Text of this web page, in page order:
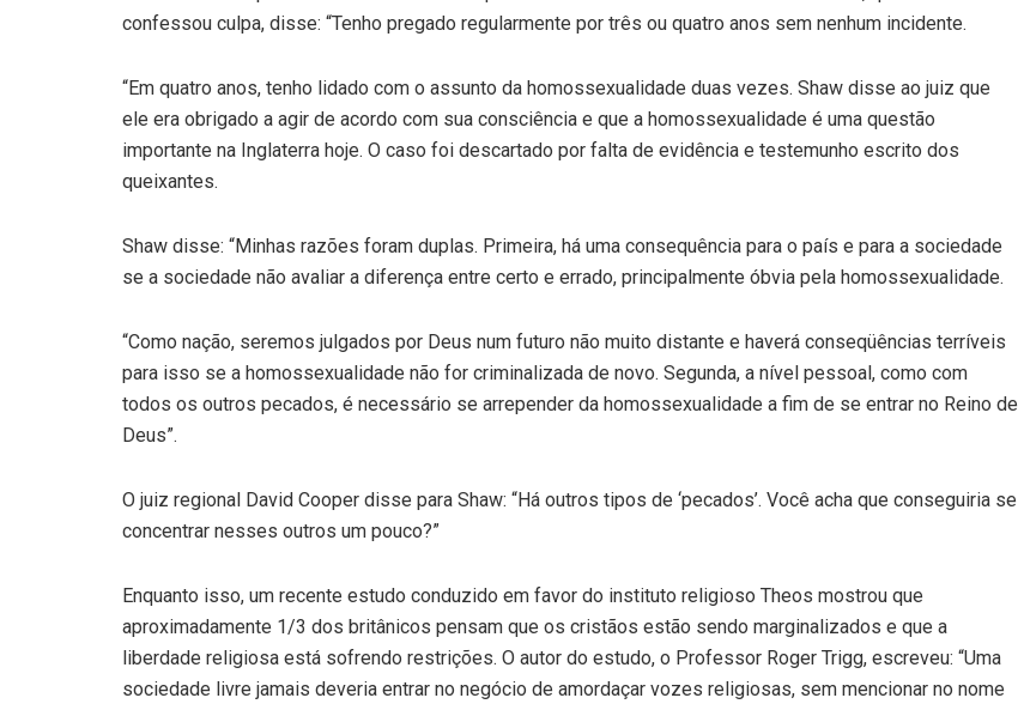
confessou culpa, disse: “Tenho pregado regularmente por três ou quatro anos sem nenhum incidente.
“Em quatro anos, tenho lidado com o assunto da homossexualidade duas vezes. Shaw disse ao juiz que
ele era obrigado a agir de acordo com sua consciência e que a homossexualidade é uma questão
importante na Inglaterra hoje. O caso foi descartado por falta de evidência e testemunho escrito dos
queixantes.
Shaw disse: “Minhas razões foram duplas. Primeira, há uma consequência para o país e para a sociedade
se a sociedade não avaliar a diferença entre certo e errado, principalmente óbvia pela homossexualidade.
“Como nação, seremos julgados por Deus num futuro não muito distante e haverá conseqüências terríveis
para isso se a homossexualidade não for criminalizada de novo. Segunda, a nível pessoal, como com
todos os outros pecados, é necessário se arrepender da homossexualidade a fim de se entrar no Reino de
Deus”.
O juiz regional David Cooper disse para Shaw: “Há outros tipos de ‘pecados’. Você acha que conseguiria se
concentrar nesses outros um pouco?”
Enquanto isso, um recente estudo conduzido em favor do instituto religioso Theos mostrou que
aproximadamente 1/3 dos britânicos pensam que os cristãos estão sendo marginalizados e que a
liberdade religiosa está sofrendo restrições. O autor do estudo, o Professor Roger Trigg, escreveu: “Uma
sociedade livre jamais deveria entrar no negócio de amordaçar vozes religiosas, sem mencionar no nome